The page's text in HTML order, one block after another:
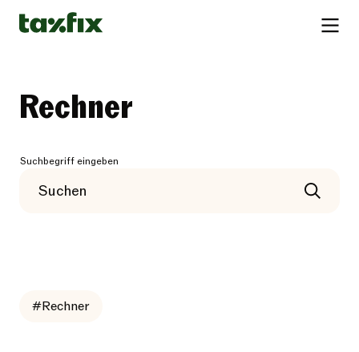
Rechner
Suchbegriff eingeben
#Rechner